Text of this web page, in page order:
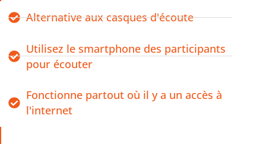
Alternative aux casques d'écoute
Utilisez le smartphone des participants
pour écouter
Fonctionne partout où il y a un accès à
l'internet